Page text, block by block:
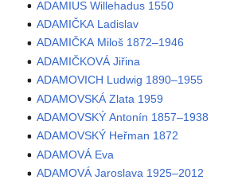
ADAMIUS Willehadus 1550
ADAMIČKA Ladislav
ADAMIČKA Miloš 1872–1946
ADAMIČKOVÁ Jiřina
ADAMOVICH Ludwig 1890–1955
ADAMOVSKÁ Zlata 1959
ADAMOVSKÝ Antonín 1857–1938
ADAMOVSKÝ Heřman 1872
ADAMOVÁ Eva
ADAMOVÁ Jaroslava 1925–2012